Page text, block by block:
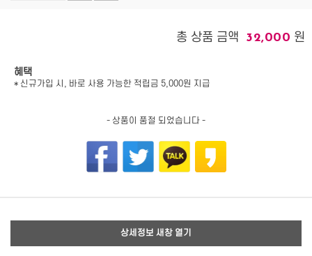
총 상품 금액 32,000 원
혜택
* 신규가입 시, 바로 사용 가능한 적립금 5,000원 지급
- 상품이 품절 되었습니다 -
상세정보 새창 열기